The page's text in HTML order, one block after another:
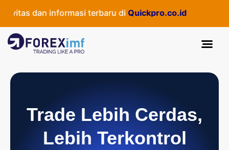
dan informasi terbaru diQuickpro.co.id
Trade Lebih Cerdas,
Lebih Terkontrol